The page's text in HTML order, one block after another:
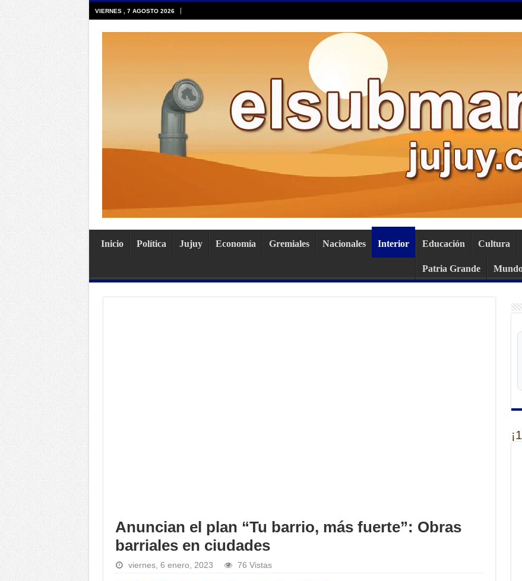
VIERNES , 7 AGOSTO 2026
Inicio Política Jujuy Economía Gremiales Nacionales Interior Educación Cultura
Patria Grande
Anuncian el plan “Tu barrio, más fuerte”: Obras
barriales en ciudades
viernes, 6 enero, 2023 76 Vistas